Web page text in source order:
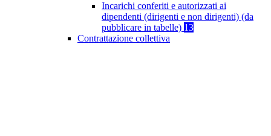
Incarichi conferiti e autorizzati ai
dipendenti (dirigenti e non dirigenti) (da
pubblicare in tabelle) 13
Contrattazione collettiva